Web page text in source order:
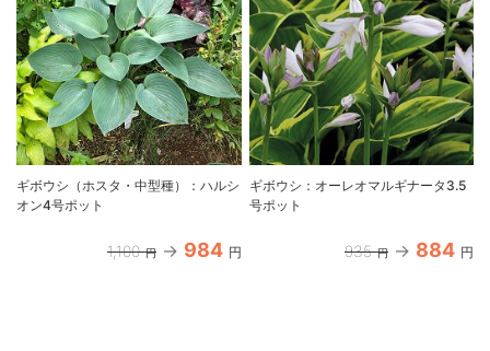
ギボウシ（ホスタ・中型種）：ハルシ
オン4号ポット
1,100 円 984 円
ギボウシ：オーレオマルギナータ3.5
号ポット
935 円 884 円